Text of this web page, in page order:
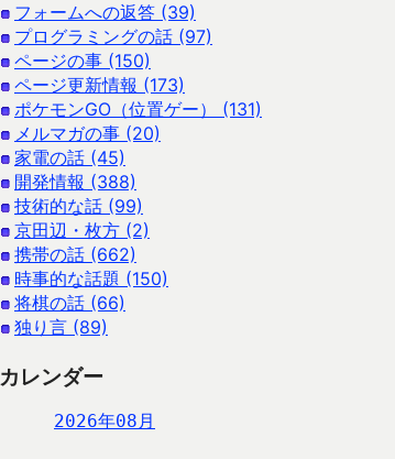
フォームへの返答 (39)
プログラミングの話 (97)
ページの事 (150)
ページ更新情報 (173)
ポケモンGO（位置ゲー） (131)
メルマガの事 (20)
家電の話 (45)
開発情報 (388)
技術的な話 (99)
京田辺・枚方 (2)
携帯の話 (662)
時事的な話題 (150)
将棋の話 (66)
独り言 (89)
カレンダー
2026年08月